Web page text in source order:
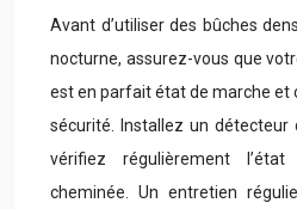
Avant d’utiliser des bûches
nocturne, assurez-vous que
est en parfait état de marche et
sécurité. Installez un
vérifiez régulièrement
cheminée. Un entretien